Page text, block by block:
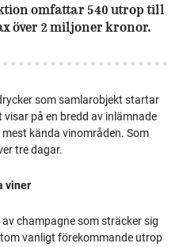
omfattar 540 utrop till
över 2 miljoner kronor.
som samlarobjekt startar
på en bredd av inlämnade
kända vinområden. Som
tre dagar.
viner
champagne som sträcker sig
vanligt förekommande utrop